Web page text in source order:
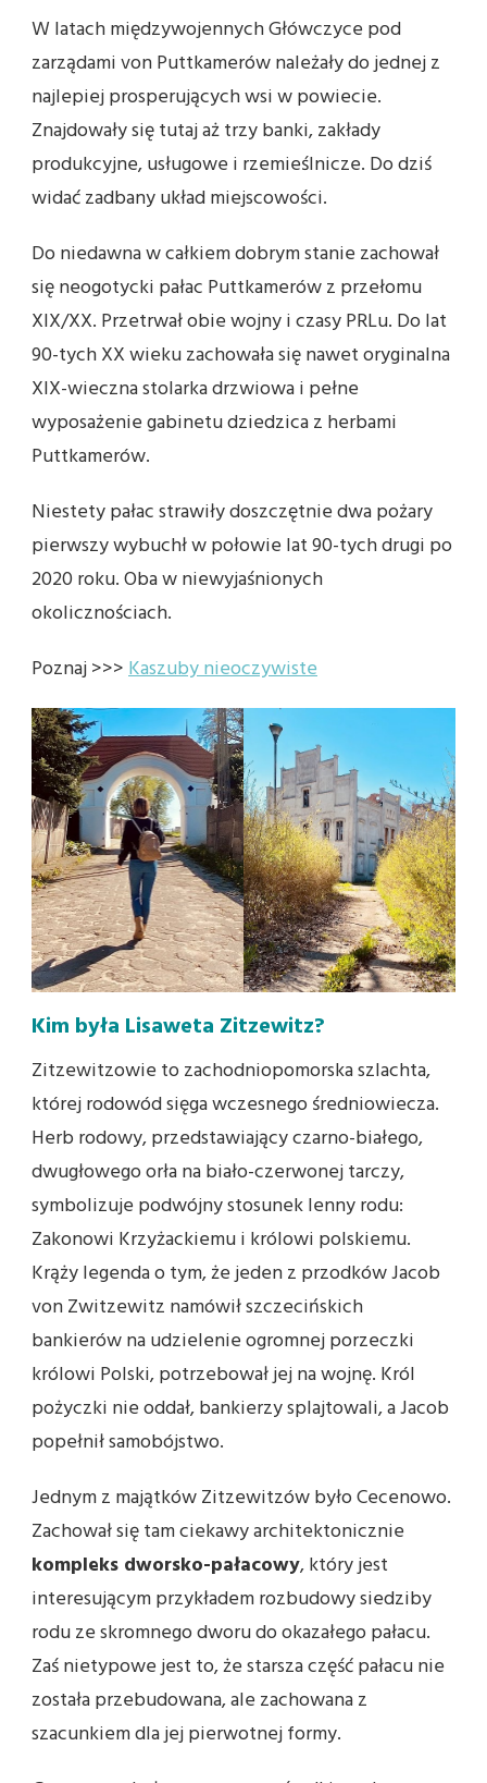
W latach międzywojennych Główczyce pod
zarządami von Puttkamerów należały do jednej z
najlepiej prosperujących wsi w powiecie.
Znajdowały się tutaj aż trzy banki, zakłady
produkcyjne, usługowe i rzemieślnicze. Do dziś
widać zadbany układ miejscowości.
Do niedawna w całkiem dobrym stanie zachował
się neogotycki pałac Puttkamerów z przełomu
XIX/XX. Przetrwał obie wojny i czasy PRLu. Do lat
90-tych XX wieku zachowała się nawet oryginalna
XIX-wieczna stolarka drzwiowa i pełne
wyposażenie gabinetu dziedzica z herbami
Puttkamerów.
Niestety pałac strawiły doszczętnie dwa pożary
pierwszy wybuchł w połowie lat 90-tych drugi po
2020 roku. Oba w niewyjaśnionych
okolicznościach.
Poznaj >>>Kaszuby nieoczywiste
Kim była Lisaweta Zitzewitz?
Zitzewitzowie to zachodniopomorska szlachta,
której rodowód sięga wczesnego średniowiecza.
Herb rodowy, przedstawiający czarno-białego,
dwugłowego orła na biało-czerwonej tar­czy,
symbolizuje podwójny stosunek len­ny rodu:
Zakonowi Krzyżackiemu i królo­wi polskiemu.
Krąży legenda o tym, że jeden z przodków Jacob
von Zwitzewitz namówił szczecińskich
bankierów na udzielenie ogromnej porzeczki
królowi Polski, potrzebował jej na wojnę. Król
pożyczki nie oddał, bankierzy splajtowali, a Jacob
popełnił samobójstwo.
Jednym z majątków Zitzewitzów było Cecenowo.
Zachował się tam ciekawy architektonicznie
kompleks dworsko-pałacowy, który jest
interesującym przykładem rozbudowy siedziby
rodu ze skromnego dworu do okazałego pałacu.
Zaś nietypowe jest to, że starsza część pałacu nie
została przebudowana, ale zachowana z
szacunkiem dla jej pierwotnej formy.